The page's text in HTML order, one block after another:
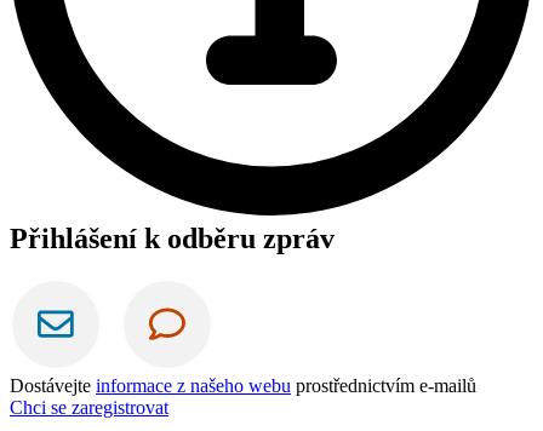
Přihlášení k odběru zpráv
Dostávejte informace z našeho webu prostřednictvím e-mailů
Chci se zaregistrovat